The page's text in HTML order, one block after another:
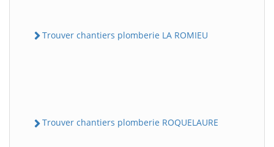
Trouver chantiers plomberie LA ROMIEU
Trouver chantiers plomberie ROQUELAURE